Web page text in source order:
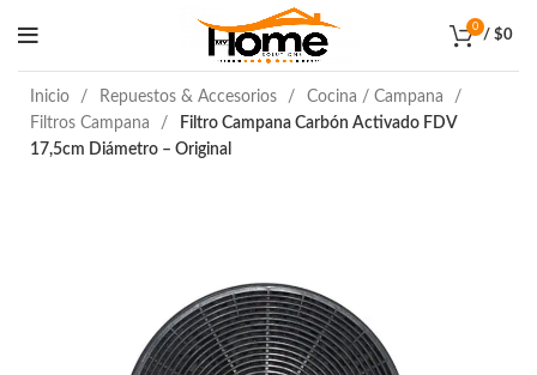
0
/ $0
Inicio Repuestos & Accesorios
Cocina / Campana
Filtros Campana
Filtro Campana Carbón Activado FDV
17,5cm Diámetro – Original